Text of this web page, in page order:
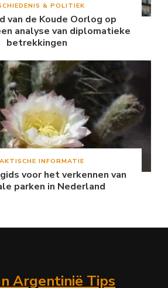
& POLITIEK
van de Koude Oorlog op
analyse van diplomatieke
betrekkingen
INFORMATIE
voor het verkennen van
parken in Nederland
Argentinië Tips